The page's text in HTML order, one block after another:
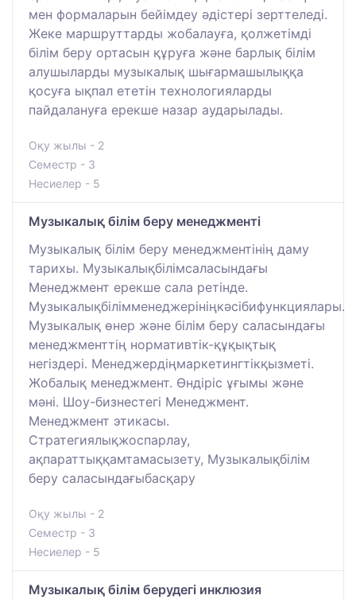
мен формаларын бейімдеу әдістері зерттеледі.
Жеке маршруттарды жобалауға, қолжетімді
білім беру ортасын құруға және барлық білім
алушыларды музыкалық шығармашылыққа
қосуға ықпал ететін технологияларды
пайдалануға ерекше назар аударылады.
Оқу жылы - 2
Семестр - 3
Несиелер - 5
Музыкалық білім беру менеджменті
Музыкалық білім беру менеджментінің даму
тарихы. Музыкалықбілімсаласындағы
Менеджмент ерекше сала ретінде.
Музыкалықбілімменеджерініңкәсібифункциялары.
Музыкалық өнер және білім беру саласындағы
менеджменттің нормативтік-құқықтық
негіздері. Менеджердіңмаркетингтікқызметі.
Жобалық менеджмент. Өндіріс ұғымы және
мәні. Шоу-бизнестегі Менеджмент.
Менеджмент этикасы.
Стратегиялықжоспарлау,
ақпараттыққамтамасызету, Музыкалықбілім
беру саласындағыбасқару
Оқу жылы - 2
Семестр - 3
Несиелер - 5
Музыкалық білім берудегі инклюзия